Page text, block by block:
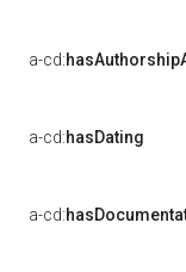
a-cd:
a-cd:hasDating
a-cd: